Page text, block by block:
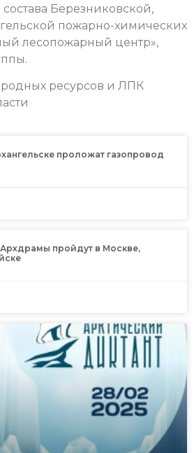
Березниковской,
пожарно-химических
лесопожарный центр»,
ресурсов и ЛПК
проложат газопровод
пройдут в Москве,